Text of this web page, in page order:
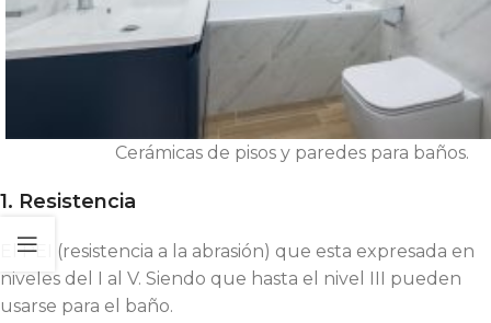
Cerámicas de pisos y paredes para baños.
1. Resistencia
El PEI (resistencia a la abrasión) que esta expresada en
niveles del I al V. Siendo que hasta el nivel III pueden
usarse para el baño.